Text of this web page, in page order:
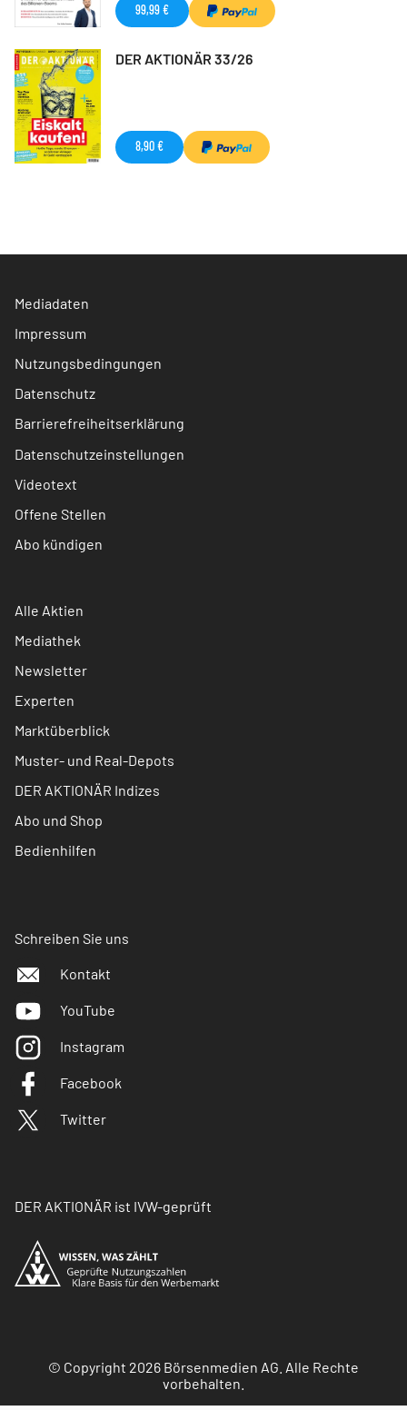
99,99 €
DER AKTIONÄR 33/26
8,90 €
Mediadaten
Impressum
Nutzungsbedingungen
Datenschutz
Barrierefreiheitserklärung
Datenschutzeinstellungen
Videotext
Offene Stellen
Abo kündigen
Alle Aktien
Mediathek
Newsletter
Experten
Marktüberblick
Muster- und Real-Depots
DER AKTIONÄR Indizes
Abo und Shop
Bedienhilfen
Schreiben Sie uns
Kontakt
YouTube
Instagram
Facebook
Twitter
DER AKTIONÄR ist IVW-geprüft
© Copyright 2026 Börsenmedien AG. Alle Rechte
vorbehalten.